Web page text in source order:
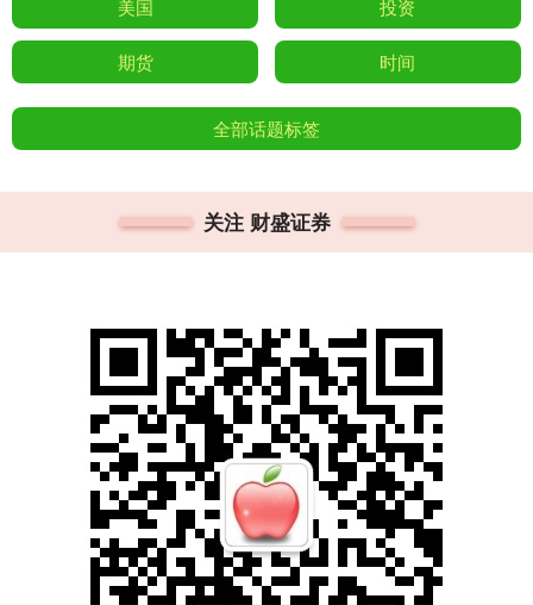
美国 投资
期货 时间
全部话题标签
关注 财盛证券